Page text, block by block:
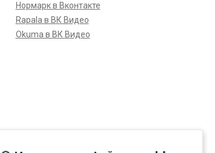
Нормарк в Вконтакте
Rapala в ВК Видео
Okuma в ВК Видео